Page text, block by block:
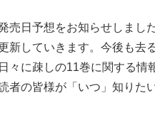
売日予想をお知らせしまし
新していきます。今後も去
々に疎しの11巻に関する
者の皆様が「いつ」知りた